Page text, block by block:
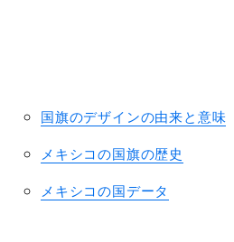
国旗のデザインの由来と意味
メキシコの国旗の歴史
メキシコの国データ